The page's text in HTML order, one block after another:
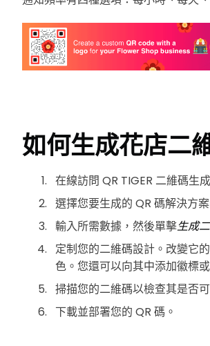
如何生成花店二
在線訪問 QR TIGER 二維碼生
選擇您要生成的 QR 碼解決方
輸入所需數據，然後單擊生成
定制您的二維碼設計。改變它
色。您還可以向其中添加徽標
掃描您的二維碼以檢查其是否
下載並部署您的 QR 碼。